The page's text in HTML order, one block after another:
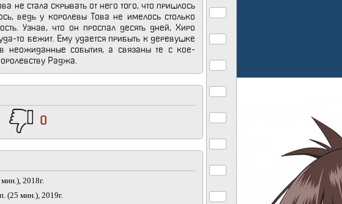
не стала скрывать от него того, что пришлось
ведь у королевы Това не имелось столько
Узнав, что он проспал десять дней, Хиро
то бежит. Ему удается прибыть к деревушке
неожиданные события, а связаны те с кое-
Раджа.
0
2018г.
(25 мин.), 2019г.